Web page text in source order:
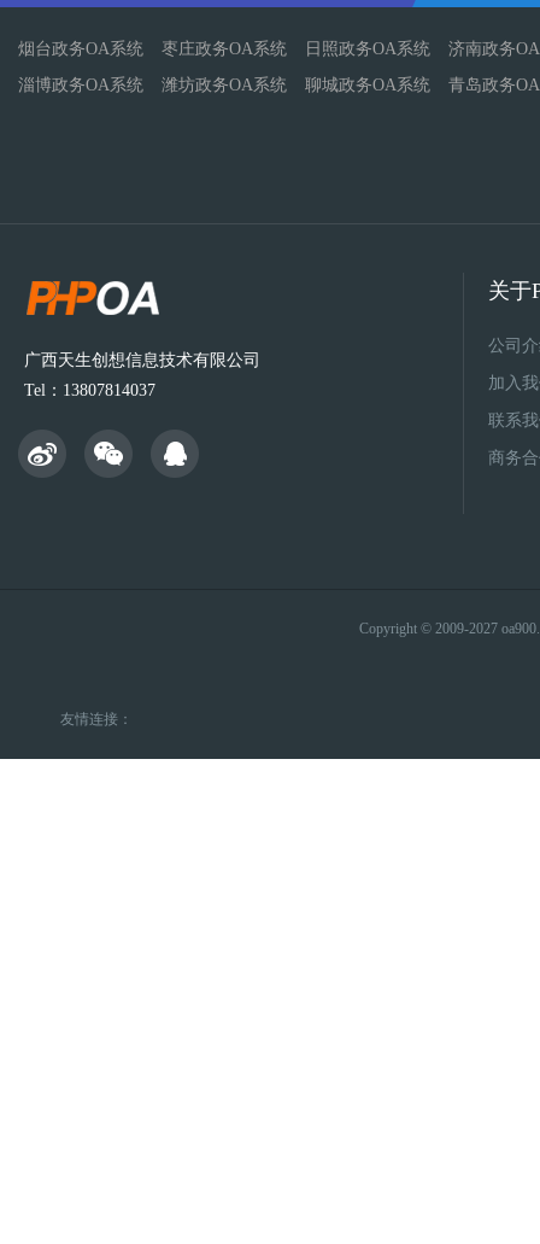
烟台政务OA系统 枣庄政务OA系统 日照政务OA系统
济南政务
淄博政务OA系统
潍坊政务OA系统 聊城政务OA系统 青岛政务
广西天生创想信息技术有限公司
Tel：13807814037
关于
公司
加入
联系
商务
Copyright © 2009-2027
友情连接：